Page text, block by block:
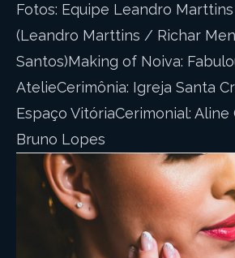
Fotos: Equipe Leandro
(Leandro Marttins / Richar
Santos)Making of Noiva:
AtelieCerimônia: Igreja Santa
Espaço VitóriaCerimonial: Aline
Bruno Lopes